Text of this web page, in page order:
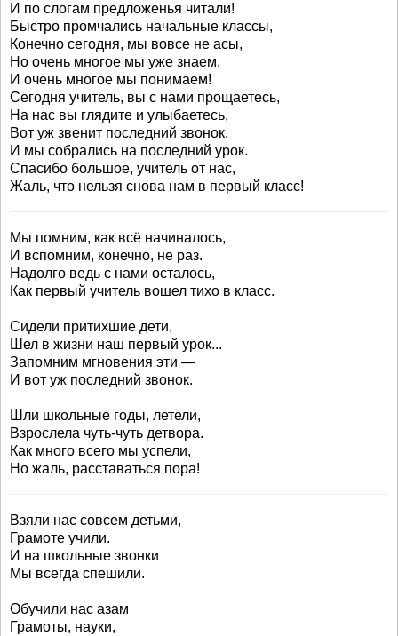
И по слогам предложенья читали!
Быстро промчались начальные классы,
Конечно сегодня, мы вовсе не асы,
Но очень многое мы уже знаем,
И очень многое мы понимаем!
Сегодня учитель, вы с нами прощаетесь,
На нас вы глядите и улыбаетесь,
Вот уж звенит последний звонок,
И мы собрались на последний урок.
Спасибо большое, учитель от нас,
Жаль, что нельзя снова нам в первый класс!
Мы помним, как всё начиналось,
И вспомним, конечно, не раз.
Надолго ведь с нами осталось,
Как первый учитель вошел тихо в класс.
Сидели притихшие дети,
Шел в жизни наш первый урок...
Запомним мгновения эти —
И вот уж последний звонок.
Шли школьные годы, летели,
Взрослела чуть-чуть детвора.
Как много всего мы успели,
Но жаль, расставаться пора!
Взяли нас совсем детьми,
Грамоте учили.
И на школьные звонки
Мы всегда спешили.
Обучили нас азам
Грамоты, науки,